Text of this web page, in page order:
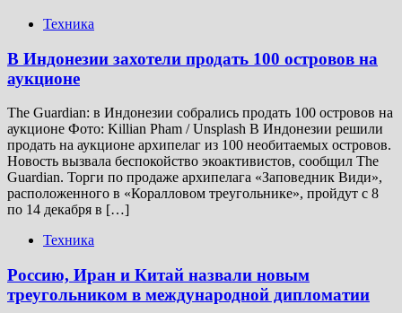
Техника
В Индонезии захотели продать 100 островов на
аукционе
The Guardian: в Индонезии собрались продать 100 островов на
аукционе Фото: Killian Pham / Unsplash В Индонезии решили
продать на аукционе архипелаг из 100 необитаемых островов.
Новость вызвала беспокойство экоактивистов, сообщил The
Guardian. Торги по продаже архипелага «Заповедник Види»,
расположенного в «Коралловом треугольнике», пройдут с 8
по 14 декабря в […]
Техника
Россию, Иран и Китай назвали новым
треугольником в международной дипломатии